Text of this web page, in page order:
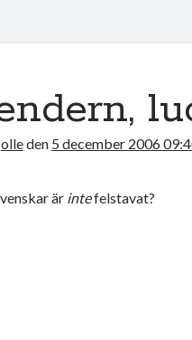
olleden 5 december 2006
är intefelstavat?